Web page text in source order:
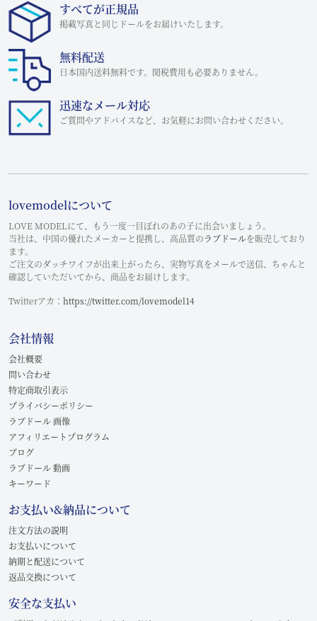
すべてが正規品
掲載写真と同じドールをお届けいたします。
無料配送
日本国内送料無料です。関税費用も必要ありません。
迅速なメール対応
ご質問やアドバイスなど、お気軽にお問い合わせください。
lovemodelについて
LOVE MODELにて、もう一度一目ぼれのあの子に出会いましょう。
当社は、中国の優れたメーカーと提携し、高品質のラブドールを販売しており
ます。
ご注文のダッチワイフが出来上がったら、実物写真をメールで送信、ちゃんと
確認していただいてから、商品をお届けします。
Twitterアカ： https://twitter.com/lovemodel14
会社情報
会社概要
問い合わせ
特定商取引表示
プライバシーポリシー
ラブドール 画像
アフィリエートプログラム
ブログ
ラブドール 動画
キーワード
お支払い&納品について
注文方法の説明
お支払いについて
納期と配送について
返品交換について
安全な支払い